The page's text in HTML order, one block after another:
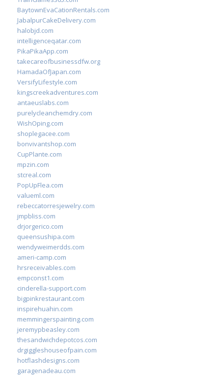
BaytownEvaCationRentals.com
JabalpurCakeDelivery.com
halobjd.com
intelligenceqatar.com
PikaPikaApp.com
takecareofbusinessdfw.org
HamadaOfJapan.com
VersifyLifestyle.com
kingscreekadventures.com
antaeuslabs.com
purelycleanchemdry.com
WishOping.com
shoplegacee.com
bonvivantshop.com
CupPlante.com
mpzin.com
stcreal.com
PopUpFlea.com
valueml.com
rebeccatorresjewelry.com
jmpbliss.com
drjorgerico.com
queensushipa.com
wendyweimerdds.com
ameri-camp.com
hrsreceivables.com
empconst1.com
cinderella-support.com
bigpinkrestaurant.com
inspirehuahin.com
memmingerspainting.com
jeremypbeasley.com
thesandwichdepotcos.com
drgiggleshouseofpain.com
hotflashdesigns.com
garagenadeau.com